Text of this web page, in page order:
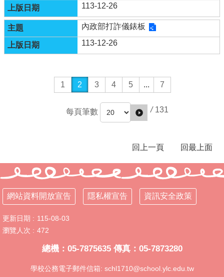
頁
網
站
導
覽
國
小
舊
站
登
入
113-12-26
內政部打詐儀錶板
113-12-26
1 2 3 4 5 ... 7
每頁筆數 / 131
回上一頁 回最上面
網站資料開放宣告 隱私權宣告 資訊安全政策
更新日期
115-08-03
瀏覽人次
472
總機：05-7875635 傳真：05-7873280
學校公務電子郵件信箱: schl1710@school.ylc.edu.tw